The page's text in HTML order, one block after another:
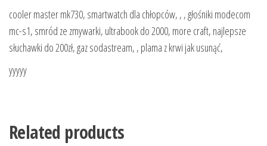
cooler master mk730, smartwatch dla chłopców, , , głośniki modecom
mc-s1, smród ze zmywarki, ultrabook do 2000, more craft, najlepsze
słuchawki do 200zł, gaz sodastream, , plama z krwi jak usunąć,
yyyyy
Related products